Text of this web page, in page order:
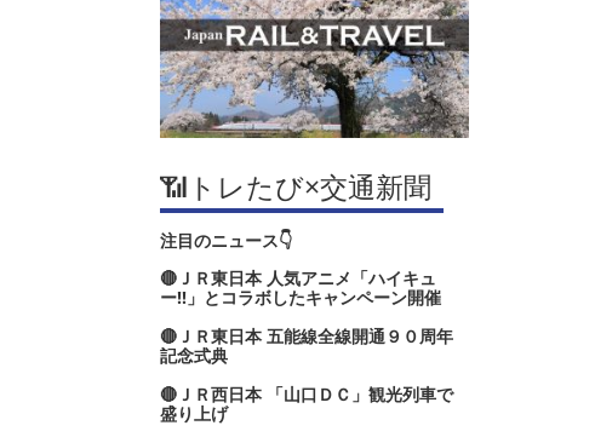
📶トレたび×交通新聞
注目のニュース👇
🔴ＪＲ東日本 人気アニメ「ハイキュ
ー‼」とコラボしたキャンペーン開催
🔴ＪＲ東日本 五能線全線開通９０周年
記念式典
🔴ＪＲ西日本 「山口ＤＣ」観光列車で
盛り上げ